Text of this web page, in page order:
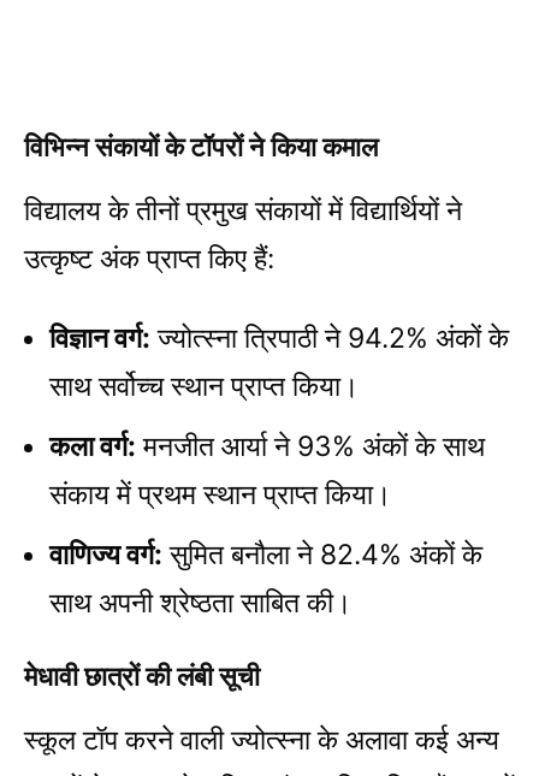
विभिन्न संकायों के टॉपरों ने किया कमाल
विद्यालय के तीनों प्रमुख संकायों में विद्यार्थियों ने
उत्कृष्ट अंक प्राप्त किए हैं:
विज्ञान वर्ग: ज्योत्स्ना त्रिपाठी ने 94.2% अंकों के
साथ सर्वोच्च स्थान प्राप्त किया।
कला वर्ग: मनजीत आर्या ने 93% अंकों के साथ
संकाय में प्रथम स्थान प्राप्त किया।
वाणिज्य वर्ग: सुमित बनौला ने 82.4% अंकों के
साथ अपनी श्रेष्ठता साबित की।
मेधावी छात्रों की लंबी सूची
स्कूल टॉप करने वाली ज्योत्स्ना के अलावा कई अन्य